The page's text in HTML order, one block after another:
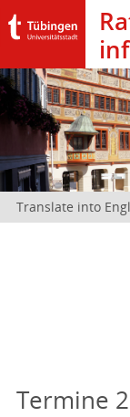
Translate into
Termine